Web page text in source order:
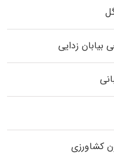
بیابان زدایی
کشاورزی